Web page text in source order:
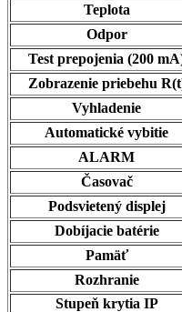
Teplota
Odpor
Test prepojenia (200
Zobrazenie priebehu
Vyhladenie
Automatické vybitie
ALARM
Časovač
Podsvietený displej
Dobíjacie batérie
Pamäť
Rozhranie
Stupeň krytia IP